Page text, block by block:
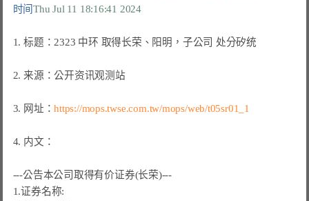
时间Thu Jul 11 18:16:41 2024
1. 标题：2323 中环 取得长荣、阳明，子公司 处分矽统
2. 来源：公开资讯观测站
3. 网址：https://mops.twse.com.tw/mops/web/t05sr01_1
4. 内文：
---公告本公司取得有价证券(长荣)---
1.证券名称: